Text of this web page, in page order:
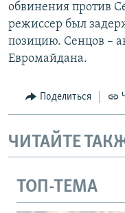
обвинения против
режиссер был
позицию. Сенцов –
Евромайдана.
Поделиться
ЧИТАЙТЕ
ТОП-ТЕМА